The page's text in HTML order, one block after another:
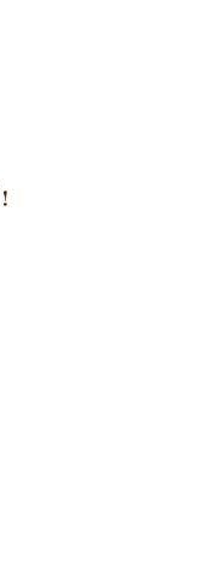
キヨ書店について